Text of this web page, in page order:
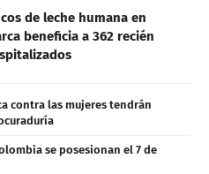
de leche humana en
beneficia a 362 recién
contra las mujeres tendrán
se posesionan el 7 de